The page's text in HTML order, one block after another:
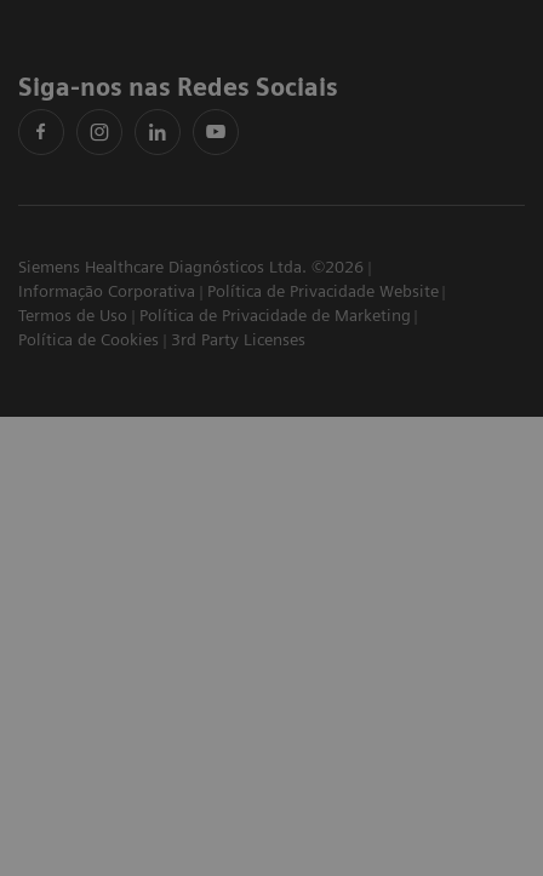
Siga-nos nas Redes Sociais
Siemens Healthcare Diagnósticos Ltda. ©2026
Informação Corporativa
Política de Privacidade Website
Termos de Uso
Política de Privacidade de Marketing
Política de Cookies
3rd Party Licenses